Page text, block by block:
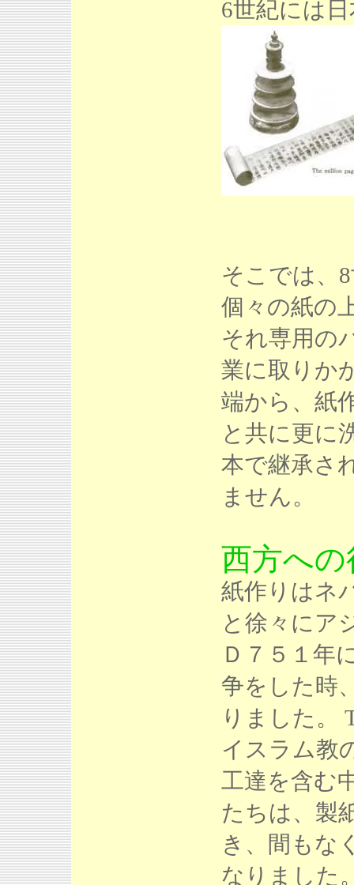
6世紀には
そこでは、
個々の紙の
それ専用の
業に取りか
端から、紙
と共に更に
本で継承さ
ません。
西方への
紙作りはネ
と徐々にア
Ｄ７５１年
争をした時
りました。
イスラム教
工達を含む
たちは、製
き、間もな
なりました